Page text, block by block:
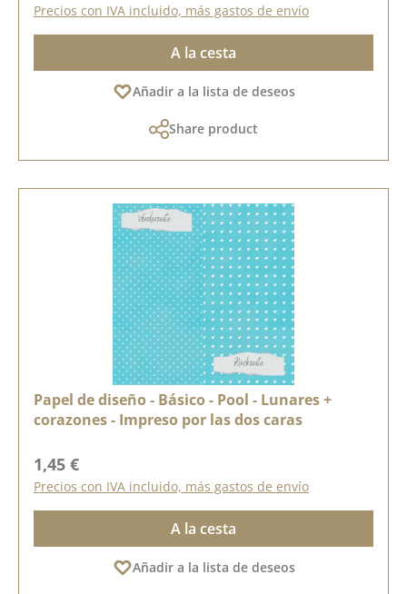
Precios con IVA incluido, más gastos de envío
A la cesta
Añadir a la lista de deseos
Share product
Papel de diseño - Básico - Pool - Lunares +
corazones - Impreso por las dos caras
Precio normal:
1,45 €
Precios con IVA incluido, más gastos de envío
A la cesta
Añadir a la lista de deseos